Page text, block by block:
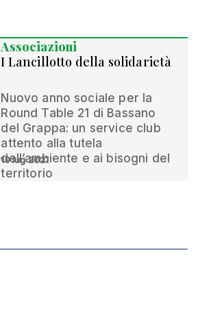
Associazioni
I Lancillotto della solidarietà
Nuovo anno sociale per la
Round Table 21 di Bassano
del Grappa: un service club
attento alla tutela
dell’ambiente e ai bisogni del
territorio
19 lug 2021